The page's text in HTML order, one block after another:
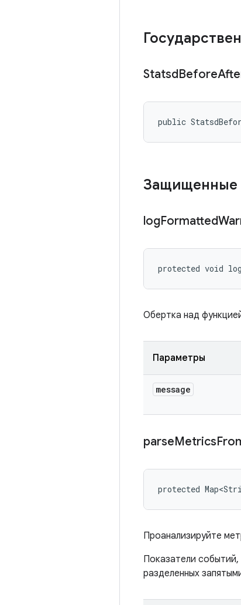
StatsdBefore
public
Защищенные
logFormatted
protected void
Обертка над
Параметры
message
parseMetrics
protected
Проанализируйте
Показатели
разделенных